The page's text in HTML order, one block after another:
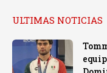
ULTIMAS NOTICIAS